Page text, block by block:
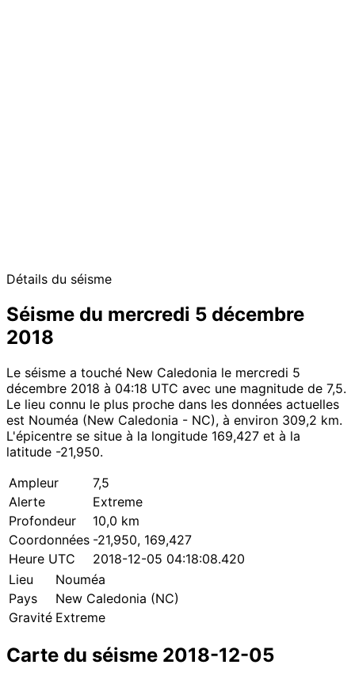
Détails du séisme
Séisme du mercredi 5 décembre
2018
Le séisme a touché New Caledonia le mercredi 5
décembre 2018 à 04:18 UTC avec une magnitude de 7,5.
Le lieu connu le plus proche dans les données actuelles
est Nouméa (New Caledonia - NC), à environ 309,2 km.
L'épicentre se situe à la longitude 169,427 et à la
latitude -21,950.
Ampleur
7,5
Alerte
Extreme
Profondeur
10,0 km
Coordonnées -21,950, 169,427
Heure UTC
2018-12-05 04:18:08.420
Lieu
Nouméa
Pays
New Caledonia (NC)
Gravité Extreme
Carte du séisme 2018-12-05